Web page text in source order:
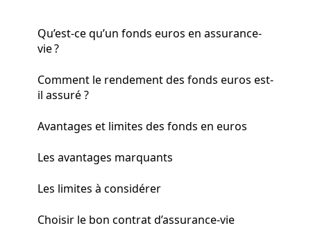
Qu’est-ce qu’un fonds euros en assurance-
vie ?
Comment le rendement des fonds euros est-
il assuré ?
Avantages et limites des fonds en euros
Les avantages marquants
Les limites à considérer
Choisir le bon contrat d’assurance-vie